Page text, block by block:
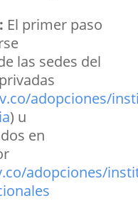
El primer paso
las sedes del
adopciones/
) u
en
adopciones/